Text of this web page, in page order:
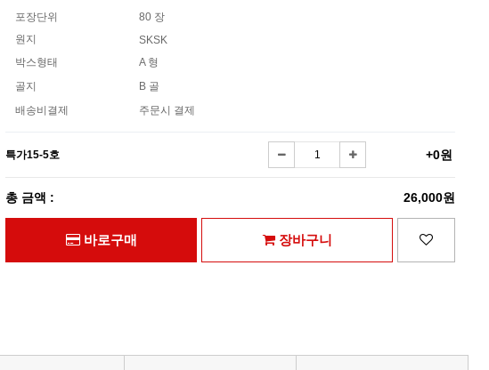
포장단위
80 장
원지
SKSK
박스형태
A 형
골지
B 골
배송비결제
주문시 결제
특가15-5호 +0원
총 금액 : 26,000원
바로구매 장바구니